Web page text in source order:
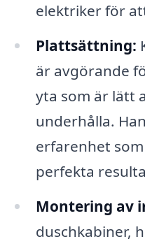
elektriker för
Plattsättning:
är avgörande
yta som är lätt
underhålla.
erfarenhet
perfekta
Montering av
duschkabiner,